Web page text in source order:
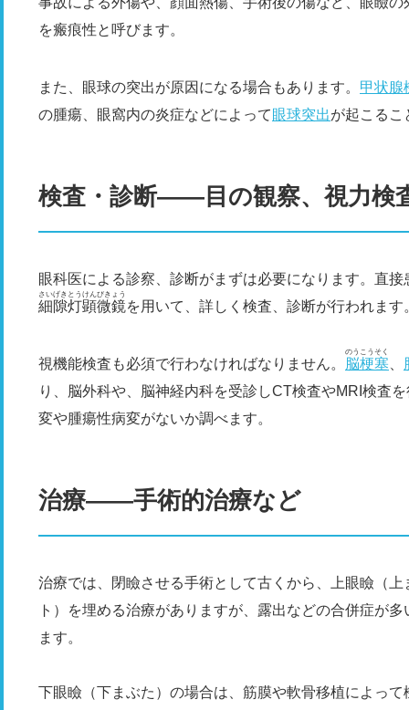
を瘢痕性と呼びます。
また、眼球の突出が原因になる場合もあります。 甲状腺
の腫瘍、眼窩内の炎症などによって 眼球突出が起こるこ
検査・診断――目の観察、視力検
眼科医による診察、診断がまずは必要になります。直
細隙灯顕微鏡
さいげきとうけんびきょう
を用いて、詳しく検査、診断が行われます
視機能検査も必須で行わなければなりません。 脳梗塞
のうこうそく
り、脳外科や、脳神経内科を受診しCT検査やMRI検査
変や腫瘍性病変がないか調べます。
治療――手術的治療など
治療では、閉瞼させる手術として古くから、上眼瞼（
ト）を埋める治療がありますが、露出などの合併症が
ます。
下眼瞼（下まぶた）の場合は、筋膜や軟骨移植によっ